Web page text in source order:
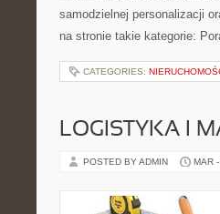
samodzielnej personalizacji
na stronie takie kategorie:
CATEGORIES:
LOGISTYKA I
POSTED BY ADMIN MAR